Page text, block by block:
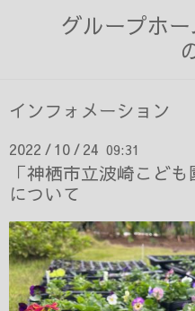
グループホ
インフォメーション
2022 / 10 / 24 09:31
「神栖市立波崎こど
について